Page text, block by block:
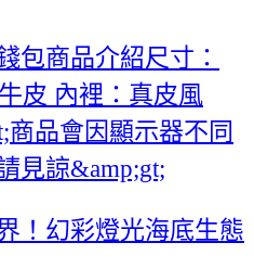
包商品介紹尺寸：
皮 內裡：真皮風
商品會因顯示器不同
見諒&amp;gt;
！幻彩燈光海底生態